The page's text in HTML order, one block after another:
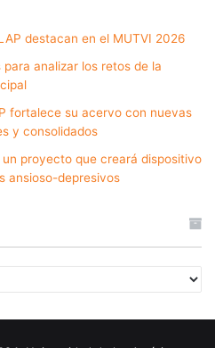
destacan en el MUTVI 2026
analizar los retos de la
fortalece su acervo con nuevas
y consolidados
proyecto que creará dispositivo
ansioso-depresivos